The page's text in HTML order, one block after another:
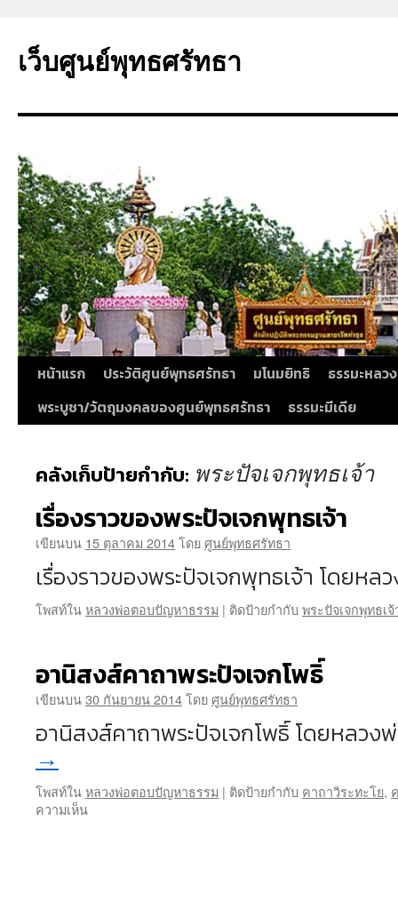
ยัง
เว็บศูนย์พุทธศรัทธา
หน้าแรก ประวัติศูนย์พุทธศรัทธา มโนมยิทธิ
ธรรมะหลว
พระบูชา/วัตถุมงคลของศูนย์พุทธศรัทธา
ธรรมะมีเดีย
คลังเก็บป้ายกำกับ: พระปัจเจกพุทธเจ้า
เรื่องราวของพระปัจเจกพุทธเจ้า
เขียนบน 15 ตุลาคม 2014โดยศูนย์พุทธศรัทธา
เรื่องราวของพระปัจเจกพุทธเจ้า โดยห
โพสท์ในหลวงพ่อตอบปัญหาธรรม | ติดป้ายกำกับ พระปัจเจกพุทธเจ้
อานิสงส์คาถาพระปัจเจกโพธิ์
เขียนบน30 กันยายน 2014โดยศูนย์พุทธศรัทธา
อานิสงส์คาถาพระปัจเจกโพธิ์ โดยหลวง
→
โพสท์ในหลวงพ่อตอบปัญหาธรรม | ติดป้ายกำกับ คาถาวิระทะโย,
ความเห็นบน